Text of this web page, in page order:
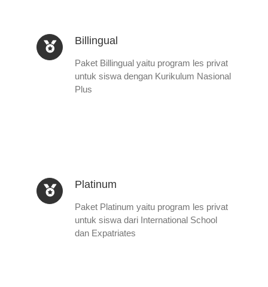
Billingual
Paket Billingual yaitu program les privat
untuk siswa dengan Kurikulum Nasional
Plus
Platinum
Paket Platinum yaitu program les privat
untuk siswa dari International School
dan Expatriates